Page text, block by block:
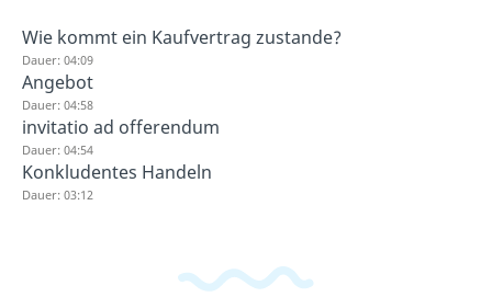
Wie kommt ein Kaufvertrag zustande?
Dauer: 04:09
Angebot
Dauer: 04:58
invitatio ad offerendum
Dauer: 04:54
Konkludentes Handeln
Dauer: 03:12